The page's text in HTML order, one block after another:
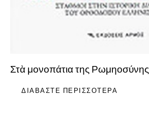
Στὰ μονοπάτια της Ρωμηοσύνης
ΔΙΑΒΆΣΤΕ ΠΕΡΙΣΣΌΤΕΡΑ